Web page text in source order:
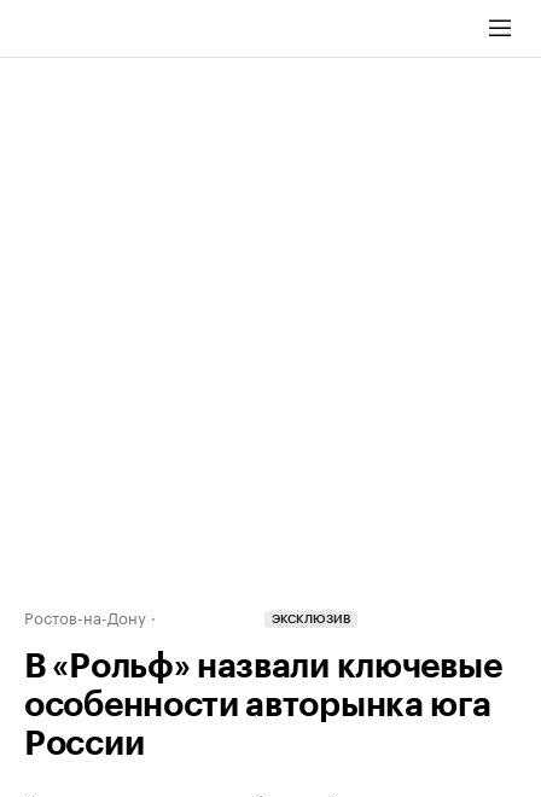
Ростов-на-Дону ЭКСКЛЮЗИВ
В «Рольф» назвали ключевые
особенности авторынка юга
России